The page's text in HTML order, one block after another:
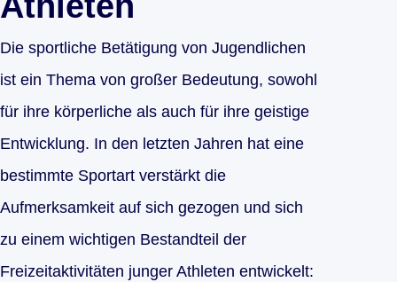
Die sportliche Betätigung von Jugendlichen
ist ein Thema von großer Bedeutung, sowohl
für ihre körperliche als auch für ihre geistige
Entwicklung. In den letzten Jahren hat eine
bestimmte Sportart verstärkt die
Aufmerksamkeit auf sich gezogen und sich
zu einem wichtigen Bestandteil der
Freizeitaktivitäten junger Athleten entwickelt: